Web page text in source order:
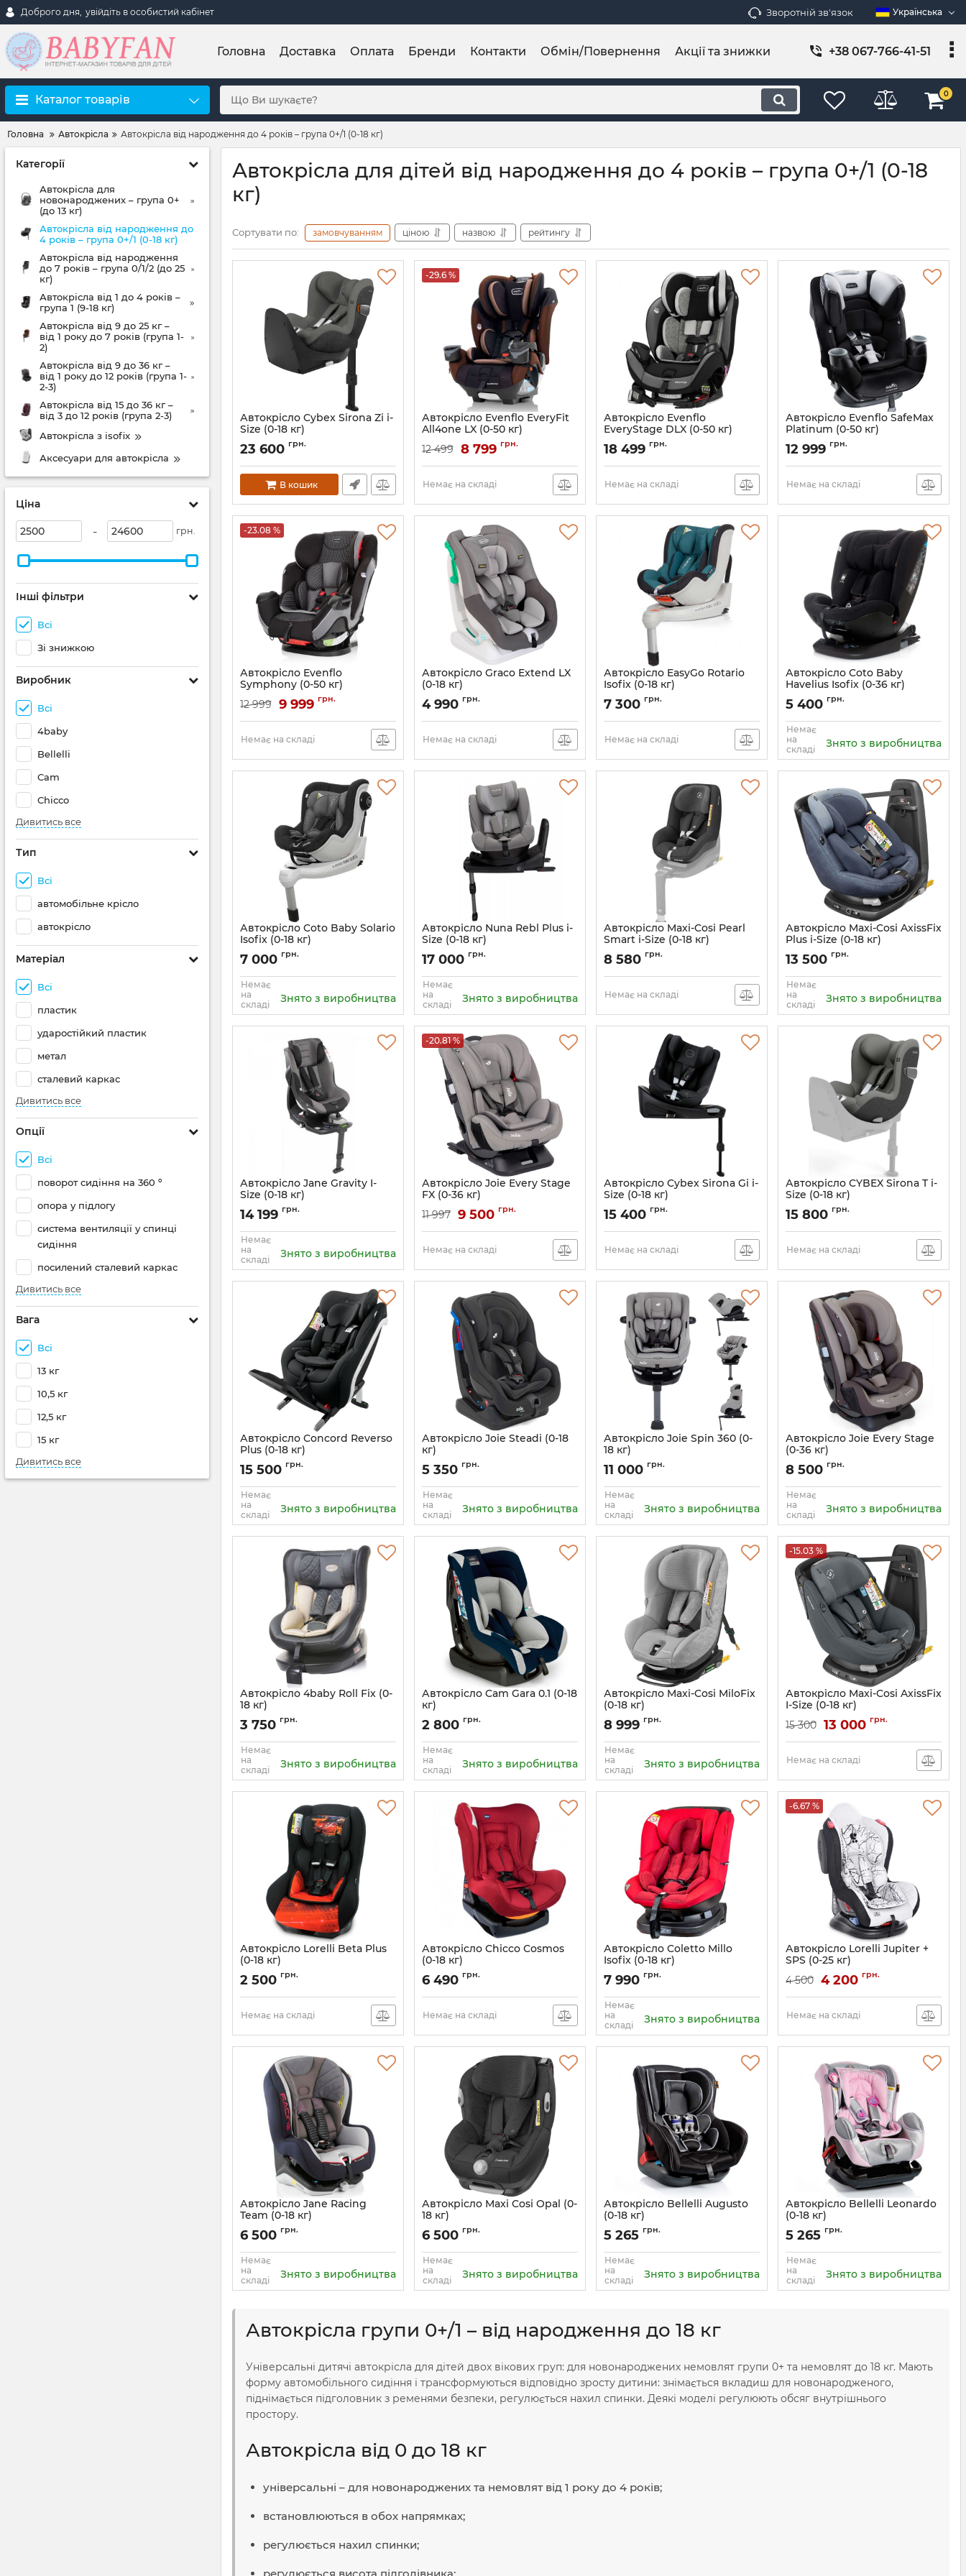
Доброго дня, увійдіть в особистий кабінет Зворотній зв'язок Українська
Головна Доставка Оплата Бренди Контакти Обмін/Повернення Акції та знижки +38 067-766-41-51
Каталог товарів 0
Головна Автокрісла Автокрісла від народження до 4 років – група 0+/1 (0-18 кг)
Категорії
Автокрісла для
новонароджених – група 0+
(до 13 кг)
Автокрісла від народження до
4 років – група 0+/1 (0-18 кг)
Автокрісла від народження
до 7 років – група 0/1/2 (до 25
кг)
Автокрісла від 1 до 4 років –
група 1 (9-18 кг)
Автокрісла від 9 до 25 кг –
від 1 року до 7 років (група 1-
2)
Автокрісла від 9 до 36 кг –
від 1 року до 12 років (група 1-
2-3)
Автокрісла від 15 до 36 кг –
від 3 до 12 років (група 2-3)
Автокрісла з isofix
Аксесуари для автокрісла
Ціна
- грн.
Інші фільтри
Всі
Зі знижкою
Виробник
Всі
4baby
Bellelli
Cam
Chicco
Дивитись все
Тип
Всі
автомобільне крісло
автокрісло
Матеріал
Всі
пластик
ударостійкий пластик
метал
сталевий каркас
Дивитись все
Опції
Всі
поворот сидіння на 360 º
опора у підлогу
система вентиляції у спинці
сидіння
посилений сталевий каркас
Дивитись все
Вага
Всі
13 кг
10,5 кг
12,5 кг
15 кг
Дивитись все
Автокрісла для дітей від народження до 4 років – група 0+/1 (0-18
кг)
Сортувати по: замовчуванням ціною назвою рейтингу
Автокрісло Cybex Sirona Zi i-
Size (0-18 кг)
Артикул:520003765
23 600 грн.
В кошик
-29.6 %
Автокрісло Evenflo EveryFit
All4one LX (0-50 кг)
Артикул: 000000562
12 499 8 799 грн.
Немає на складі
Автокрісло Evenflo
EveryStage DLX (0-50 кг)
Артикул:032884197606
18 499 грн.
Немає на складі
Автокрісло Evenflo SafeMax
Platinum (0-50 кг)
Артикул:032884191505
12 999 грн.
Немає на складі
-23.08 %
Автокрісло Evenflo
Symphony (0-50 кг)
Артикул: 032884201846
12 999 9 999 грн.
Немає на складі
Автокрісло Graco Extend LX
(0-18 кг)
Артикул: GC2115ABFGY000
4 990 грн.
Немає на складі
Автокрісло EasyGo Rotario
Isofix (0-18 кг)
Артикул: 8384
7 300 грн.
Немає на складі
Автокрісло Coto Baby
Havelius Isofix (0-36 кг)
5 400 грн.
Немає
на
складі
Знято з виробництва
Автокрісло Coto Baby Solario
Isofix (0-18 кг)
7 000 грн.
Немає
на
складі
Знято з виробництва
Автокрісло Nuna Rebl Plus i-
Size (0-18 кг)
Артикул:8719743747166
17 000 грн.
Немає
на
складі
Знято з виробництва
Автокрісло Maxi-Cosi Pearl
Smart i-Size (0-18 кг)
Артикул: 8712930161318
8 580 грн.
Немає на складі
Автокрісло Maxi-Cosi AxissFix
Plus i-Size (0-18 кг)
Артикул:8025243110
13 500 грн.
Немає
на
складі
Знято з виробництва
Автокрісло Jane Gravity I-
Size (0-18 кг)
Артикул: 4579/S49
14 199 грн.
Немає
на
складі
Знято з виробництва
-20.81 %
Автокрісло Joie Every Stage
FX (0-36 кг)
Артикул:C1602ADGFL000
11 997 9 500 грн.
Немає на складі
Автокрісло Cybex Sirona Gi i-
Size (0-18 кг)
Артикул:524001443
15 400 грн.
Немає на складі
Автокрісло CYBEX Sirona T i-
Size (0-18 кг)
Артикул:523000381
15 800 грн.
Немає на складі
Автокрісло Concord Reverso
Plus (0-18 кг)
15 500 грн.
Немає
на
складі
Знято з виробництва
Автокрісло Joie Steadi (0-18
кг)
Артикул: 5056080607665
5 350 грн.
Немає
на
складі
Знято з виробництва
Автокрісло Joie Spin 360 (0-
18 кг)
Артикул: 5056080605913
11 000 грн.
Немає
на
складі
Знято з виробництва
Автокрісло Joie Every Stage
(0-36 кг)
Артикул: 5056080607603
8 500 грн.
Немає
на
складі
Знято з виробництва
Автокрісло 4baby Roll Fix (0-
18 кг)
Артикул: 5022
3 750 грн.
Немає
на
складі
Знято з виробництва
Автокрісло Cam Gara 0.1 (0-18
кг)
Артикул: S139-211
2 800 грн.
Немає
на
складі
Знято з виробництва
Автокрісло Maxi-Cosi MiloFix
(0-18 кг)
Артикул: 8536712110
8 999 грн.
Немає
на
складі
Знято з виробництва
-15.03 %
Автокрісло Maxi-Cosi AxissFix
I-Size (0-18 кг)
15 300 13 000 грн.
Немає на складі
Автокрісло Lorelli Beta Plus
(0-18 кг)
Артикул: 10070781951
2 500 грн.
Немає на складі
Автокрісло Chicco Cosmos
(0-18 кг)
Артикул: 79163.64.07
6 490 грн.
Немає на складі
Автокрісло Coletto Millo
Isofix (0-18 кг)
Артикул: 9024-CMIs-12
7 990 грн.
Немає
на
складі
Знято з виробництва
-6.67 %
Автокрісло Lorelli Jupiter +
SPS (0-25 кг)
Артикул: 10070942113
4 500 4 200 грн.
Немає на складі
Автокрісло Jane Racing
Team (0-18 кг)
Артикул: 131G1RAAA R31
6 500 грн.
Немає
на
складі
Знято з виробництва
Автокрісло Maxi Cosi Opal (0-
18 кг)
Артикул: 8525710110
6 500 грн.
Немає
на
складі
Знято з виробництва
Автокрісло Bellelli Augusto
(0-18 кг)
5 265 грн.
Немає
на
складі
Знято з виробництва
Автокрісло Bellelli Leonardo
(0-18 кг)
Артикул: 01LEO043BBY
5 265 грн.
Немає
на
складі
Знято з виробництва
Автокрісла групи 0+/1 – від народження до 18 кг
Універсальні дитячі автокрісла для дітей двох вікових груп: для новонароджених немовлят групи 0+ та немовлят до 18 кг. Мають
форму автомобільного сидіння і трансформуються відповідно зросту дитини: знімається вкладиш для новонародженого,
піднімається підголовник з ременями безпеки, регулюється нахил спинки. Деякі моделі регулюють обсяг внутрішнього
простору.
Автокрісла від 0 до 18 кг
універсальні – для новонароджених та немовлят від 1 року до 4 років;
встановлюються в обох напрямках;
регулюється нахил спинки;